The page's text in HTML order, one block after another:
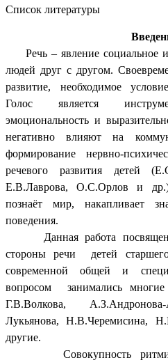
Список
Речь – явление социальное
людей друг с другом.
развитие, необходимое
Голос является
эмоциональность и
негативно влияют на
формирование нервно-
речевого развития детей
Е.В.Лаврова, О.С.Орлов и
познаёт мир, накапливает
поведения.
Данная работа
стороны речи детей
современной общей и
вопросом занимались
Г.В.Волкова,
Лукьянова, Н.В.Черемисина,
другие.
Совокупность ритмико-